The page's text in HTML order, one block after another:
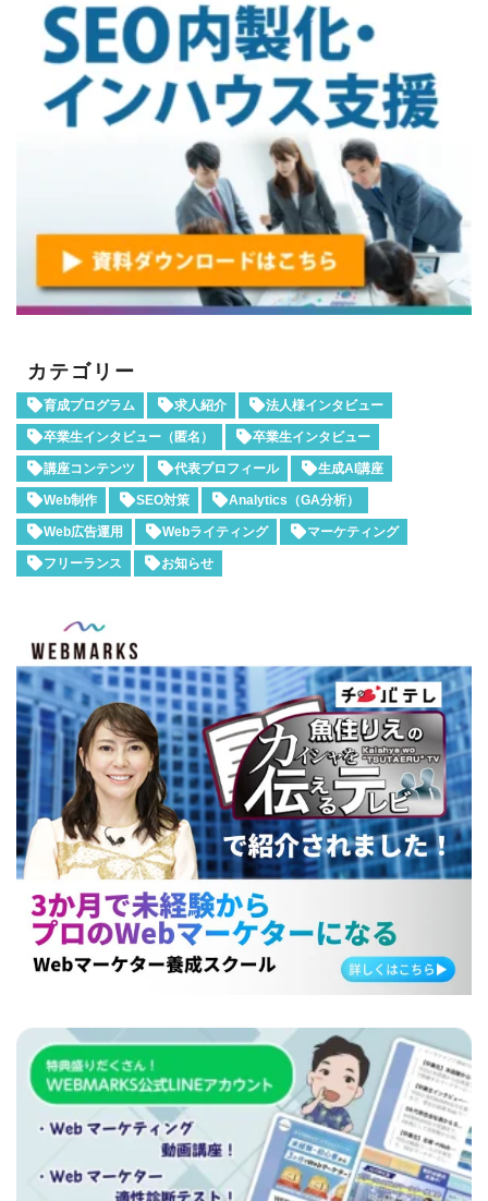
カテゴリー
育成プログラム 求人紹介 法人様インタビュー
卒業生インタビュー（匿名） 卒業生インタビュー
講座コンテンツ 代表プロフィール 生成AI講座
Web制作 SEO対策 Analytics（GA分析）
Web広告運用 Webライティング マーケティング
フリーランス お知らせ